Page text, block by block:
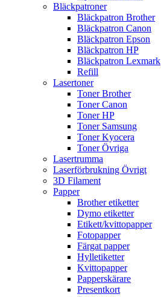
Bläckpatroner
Bläckpatron Brother
Bläckpatron Canon
Bläckpatron Epson
Bläckpatron HP
Bläckpatron Lexmark
Refill
Lasertoner
Toner Brother
Toner Canon
Toner HP
Toner Samsung
Toner Kyocera
Toner Övriga
Lasertrumma
Laserförbrukning Övrigt
3D Filament
Papper
Brother etiketter
Dymo etiketter
Etikett/kvittopapper
Fotopapper
Färgat papper
Hylletiketter
Kvittopapper
Papperskärare
Presentkort